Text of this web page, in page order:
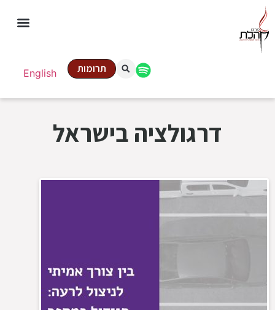
English תרומות
דרגולציה בישראל